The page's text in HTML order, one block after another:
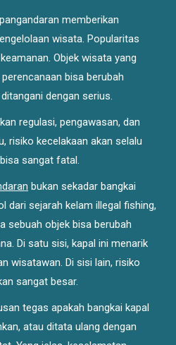
memberikan
wisata. Popularitas
Objek wisata yang
bisa berubah
dengan serius.
regulasi, pengawasan, dan
risiko kecelakaan akan selalu
sangat fatal.
bukan sekadar bangkai
dari sejarah kelam illegal fishing,
sebuah objek bisa berubah
Di satu sisi, kapal ini menarik
wisatawan. Di sisi lain, risiko
sangat besar.
tegas apakah bangkai kapal
atau ditata ulang dengan